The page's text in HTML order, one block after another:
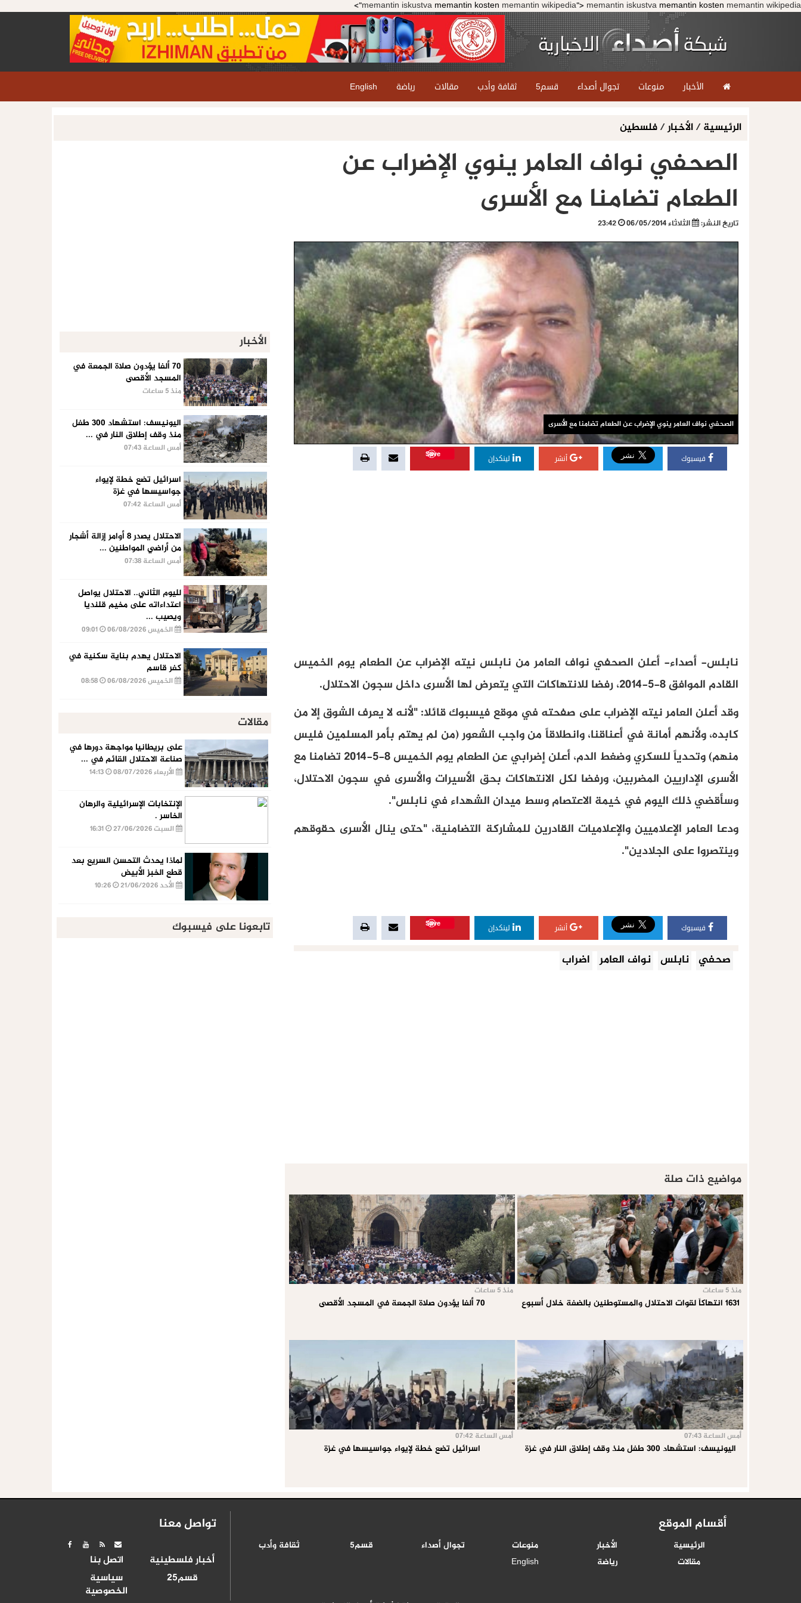
memantin iskustva memantin kosten memantin wikipedia"> memantin iskustva memantin kosten memantin wikipedia">
الأخبار منوعات تجوال أصداء قسم5 ثقافة وأدب مقالات رياضة English
الرئيسية/الأخبار/فلسطين
الصحفي نواف العامر ينوي الإضراب عن
الطعام تضامنا مع الأسرى
تاريخ النشر: الثلاثاء 06/05/2014
الصحفي نواف العامر ينوي الإضراب عن الطعام تضامنا مع الأسرى
فيسبوك أنشر لينكدإن
Save
نابلس- أصداء- أعلن الصحفي نواف العامر من نابلس نيته الإضراب عن الطعام يوم الخميس
القادم الموافق 8-5-2014، رفضا للانتهاكات التي يتعرض لها الأسرى داخل سجون الاحتلال.
وقد أعلن العامر نيته الإضراب على صفحته في موقع فيسبوك قائلا: "لأنه لا يعرف الشوق إلا من
كابده، ولأنهم أمانة في أعناقنا، وانطلاقاً من واجب الشعور (من لم يهتم بأمر المسلمين فليس
منهم) وتحدياً للسكري وضغط الدم، أعلن إضرابي عن الطعام يوم الخميس 8-5-2014 تضامنا مع
الأسرى الإداريين المضربين، ورفضا لكل الانتهاكات بحق الأسيرات والأسرى في سجون الاحتلال،
وسأقضي ذلك اليوم في خيمة الاعتصام وسط ميدان الشهداء في نابلس".
ودعا العامر الإعلاميين والإعلاميات القادرين للمشاركة التضامنية، "حتى ينال الأسرى حقوقهم
وينتصروا على الجلادين".
فيسبوك أنشر لينكدإن
Save
صحفي نابلس نواف العامر اضراب
مواضيع ذات صلة
منذ 5 ساعات
1631 انتهاكاً لقوات الاحتلال والمستوطنين بالضفة خلال أسبوع
منذ 5 ساعات
70 ألفا يؤدون صلاة الجمعة في المسجد الأقصى
أمس الساعة 07:43
اليونيسف: استشهاد 300 طفل منذ وقف إطلاق النار في غزة
أمس الساعة 07:42
اسرائيل تضع خطة لإيواء جواسيسها في غزة
الأخبار
70 ألفا يؤدون صلاة الجمعة في
المسجد الأقصى
منذ 5 ساعات
اليونيسف: استشهاد 300 طفل
منذ وقف إطلاق النار في ...
أمس الساعة 07:43
اسرائيل تضع خطة لإيواء
جواسيسها في غزة
أمس الساعة 07:42
الاحتلال يصدر 8 أوامر إزالة أشجار
من أراضي المواطنين ...
أمس الساعة 07:38
لليوم الثاني.. الاحتلال يواصل
اعتداءاته على مخيم قلنديا
ويصيب ...
الخميس 06/08/2026
الاحتلال يهدم بناية سكنية في
كفر قاسم
الخميس 06/08/2026
مقالات
على بريطانيا مواجهة دورها في
صناعة الاحتلال القائم في ...
الأربعاء 08/07/2026
الإنتخابات الإسرائيلية والرهان
الخاسر .
السبت 27/06/2026
لماذا يحدث التحسن السريع بعد
قطع الخبز الأبيض
الأحد 21/06/2026
تابعونا على فيسبوك
أقسام الموقع
الرئيسية الأخبار منوعات تجوال أصداء قسم5
ثقافة وأدب
مقالات
رياضة English
تواصل معنا
أخبار فلسطينية
اتصل بنا
قسم25
سياسية
الخصوصية